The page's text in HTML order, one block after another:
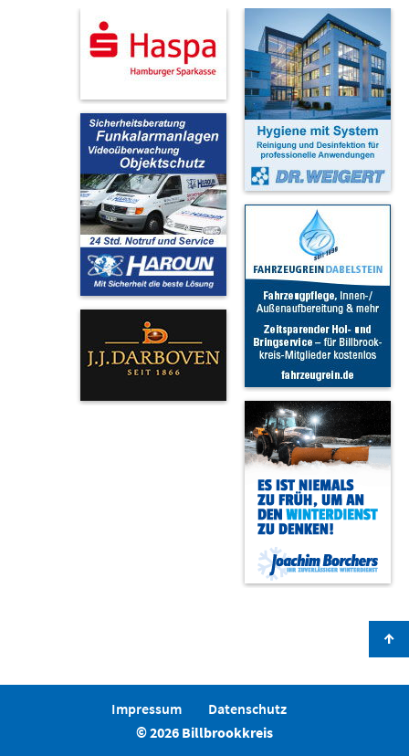
↑
Impressum
Datenschutz
© 2026 Billbrookkreis